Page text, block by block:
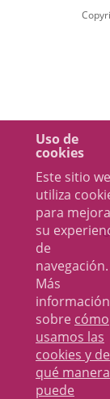
Uso de
cookies
Este sitio
utiliza
para
su
de
navegación.
Más
información
sobre cómo
usamos las
cookies y de
qué manera
puede